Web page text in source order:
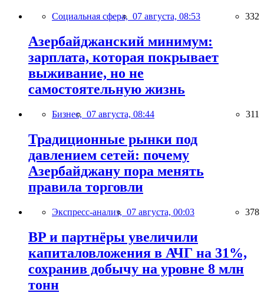
Социальная сфера, 07 августа, 08:53 332
Азербайджанский минимум:
зарплата, которая покрывает
выживание, но не
самостоятельную жизнь
Бизнес, 07 августа, 08:44 311
Традиционные рынки под
давлением сетей: почему
Азербайджану пора менять
правила торговли
Экспресс-анализ, 07 августа, 00:03 378
BP и партнёры увеличили
капиталовложения в АЧГ на 31%,
сохранив добычу на уровне 8 млн
тонн